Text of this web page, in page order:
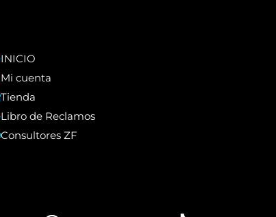
INICIO
Mi cuenta
Tienda
Libro de Reclamos
Consultores ZF